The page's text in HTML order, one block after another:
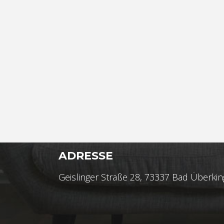
ADRESSE
Geislinger Straße 28, 73337 Bad